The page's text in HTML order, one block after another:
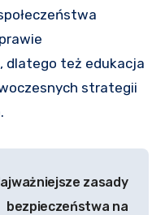
dlatego też edukacja
strategii
zasady
bezpieczeństwa na